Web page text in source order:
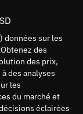
données sur les
des
des prix,
des analyses
les
du marché et
éclairées